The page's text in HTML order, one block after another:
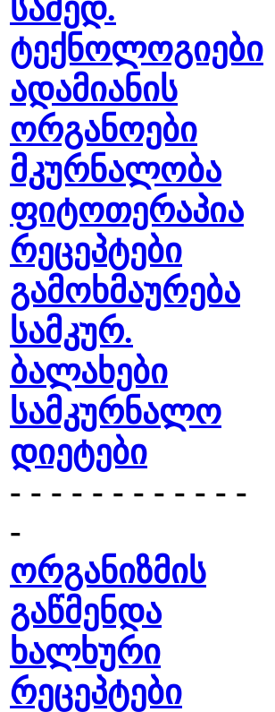
სამედ.
ტექნოლოგიები
ადამიანის
ორგანოები
მკურნალობა
ფიტოთერაპია
რეცეპტები
გამოხმაურება
სამკურ.
ბალახები
სამკურნალო
დიეტები
- - - - - - - - - - - -
-
ორგანიზმის
გაწმენდა
ხალხური
რეცეპტები